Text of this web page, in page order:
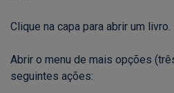
Clique na capa para abrir um livro.
Abrir o menu de mais opções
seguintes ações: